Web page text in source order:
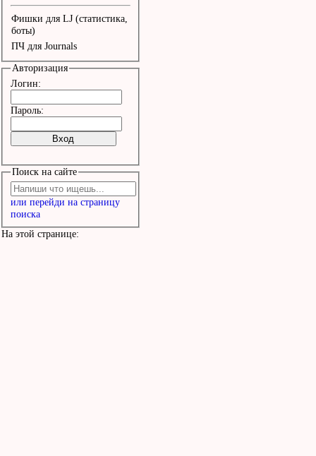
Фишки для LJ (статистика,
боты)
ПЧ для Journals
Авторизация
Логин:
Пароль:
Поиск на сайте
или перейди на страницу
поиска
На этой странице: